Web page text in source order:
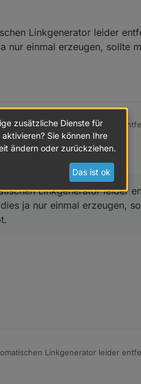
Linkgenerator leider
nur einmal erzeugen, sollte
Linkgenerator leider
ja nur einmal erzeugen, sollte
Linkgenerator leider
ja nur einmal erzeugen,
Linkgenerator leider
zusätzliche Dienste für
aktivieren? Sie können Ihre
ändern oder zurückziehen.
Das ist ok